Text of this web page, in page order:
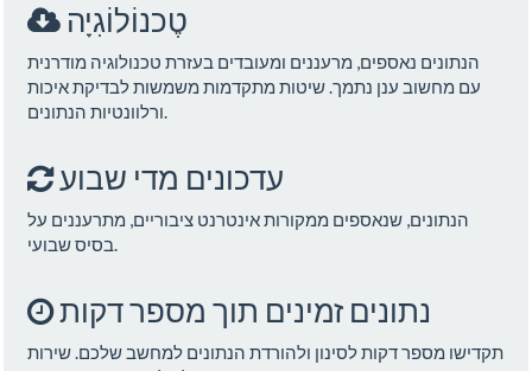
טֶכנוֹלוֹגִיָה
הנתונים נאספים, מרעננים ומעובדים בעזרת טכנולוגיה מודרנית
עם מחשוב ענן נתמך. שיטות מתקדמות משמשות לבדיקת איכות
ורלוונטיות הנתונים.
עדכונים מדי שבוע
הנתונים, שנאספים ממקורות אינטרנט ציבוריים, מתרעננים על
בסיס שבועי.
נתונים זמינים תוך מספר דקות
תקדישו מספר דקות לסינון ולהורדת הנתונים למחשב שלכם. שירות